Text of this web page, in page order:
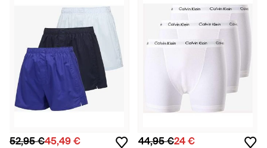
52,95 €45,49 € 44,95 €24 €